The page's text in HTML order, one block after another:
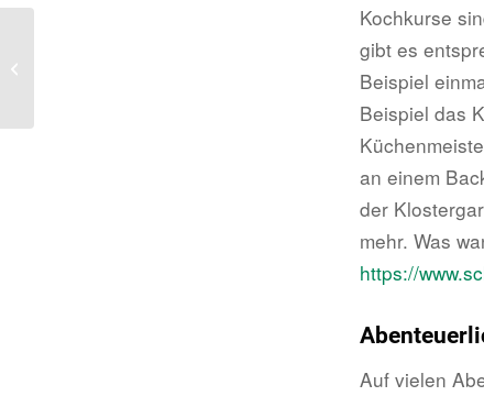
Kochkurse
gibt es
Beispiel
Beispiel das
an einem
der
mehr. Was
https://
Auf vielen